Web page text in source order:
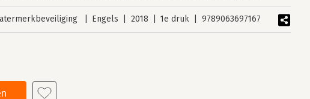
Engels 2018 1e druk 9789063697167